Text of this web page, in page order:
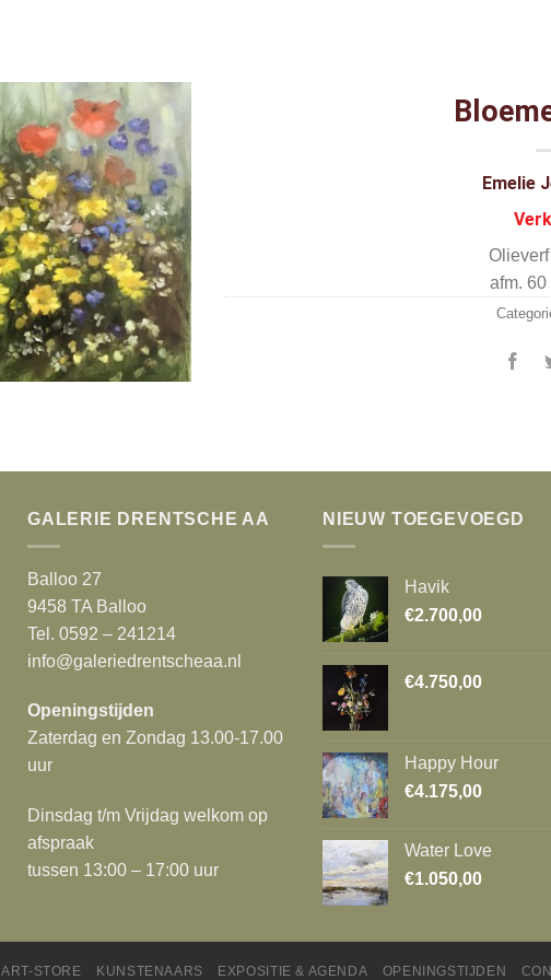
Emelie
afm. 60
GALERIE DRENTSCHE AA
Balloo 27
9458 TA Balloo
Tel. 0592 – 241214
info@galeriedrentscheaa.nl
Openingstijden
Zaterdag en Zondag 13.00-17.00
uur
Dinsdag t/m Vrijdag welkom op
afspraak
tussen 13:00 – 17:00 uur
NIEUW TOEGEVOEGD
Havik
€2.700,00
€4.750,00
Happy Hour
€4.175,00
Water Love
€1.050,00
ART-STORE KUNSTENAARS EXPOSITIE & AGENDA OPENINGSTIJDEN